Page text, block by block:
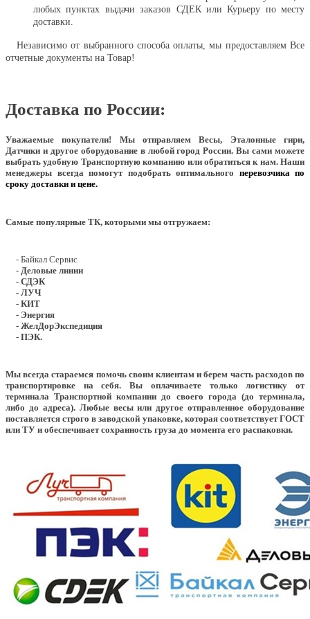
любых пунктах выдачи заказов СДЕК или Курьеру по месту
доставки.
Независимо от выбранного способа оплаты, мы предоставляем Все
отчетные документы на Товар!
Доставка по России:
Уважаемые покупатели! Мы отправляем Весы, Эталонные гири,
Датчики и другое оборудование в любой город России. Вы сами можете
выбрать удобную Транспортную компанию или обратиться к нам. Наши
менеджеры всегда помогут подобрать оптимального перевозчика по
сроку доставки и цене.
Самые популярные ТК, которыми мы отгружаем:
- Байкал Сервис
- Деловые линии
- СДЭК
- ЛУЧ
- КИТ
- Энергия
- ЖелДорЭкспедиция
- ПЭК.
Мы всегда стараемся помочь своим клиентам и берем часть расходов по
транспортировке на себя. Вы оплачиваете только логистику от
терминала Транспортной компании до своего города (до терминала,
либо до адреса). Любые весы или другое отправленное оборудование
поставляется строго в заводской упаковке, которая соответствует ГОСТ
или ТУ и обеспечивает сохранность груза до момента его распаковки.